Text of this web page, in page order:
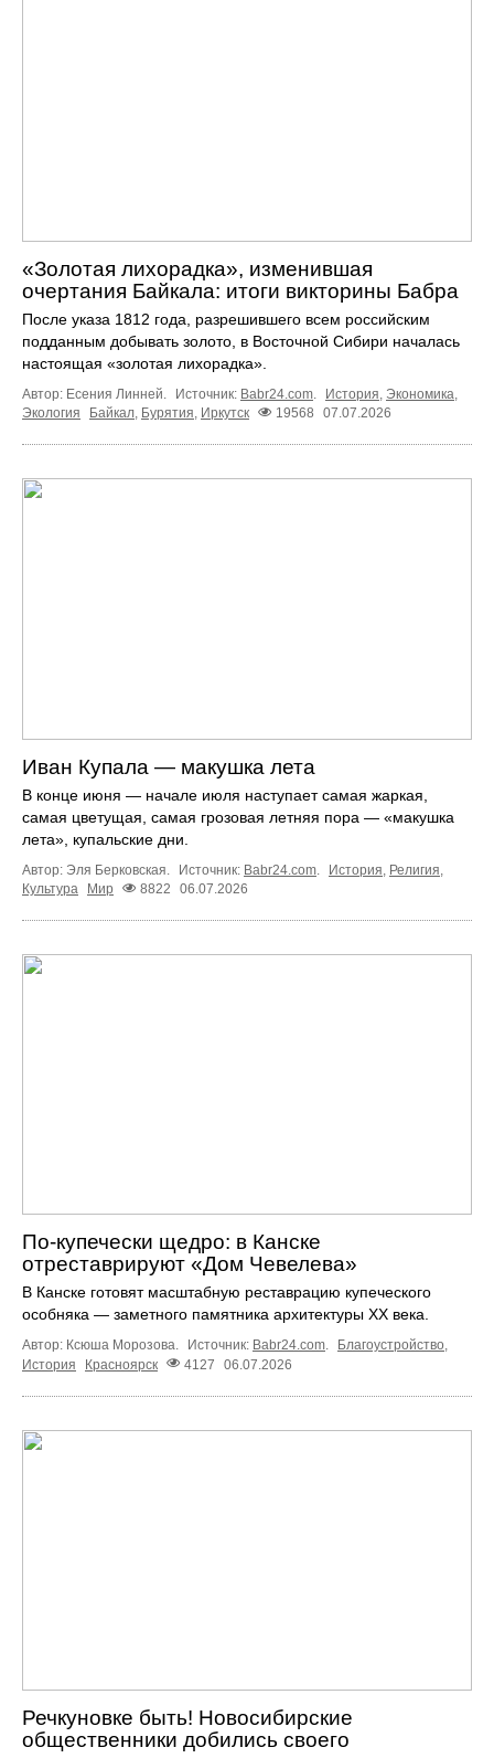
«Золотая лихорадка», изменившая
очертания Байкала: итоги викторины Бабра
После указа 1812 года, разрешившего всем российским
подданным добывать золото, в Восточной Сибири началась
настоящая «золотая лихорадка».
Автор: Есения Линней. Источник: Babr24.com. История, Экономика,
Экология
Байкал, Бурятия, Иркутск 19568 07.07.2026
Иван Купала — макушка лета
В конце июня — начале июля наступает самая жаркая,
самая цветущая, самая грозовая летняя пора — «макушка
лета», купальские дни.
Автор: Эля Берковская. Источник: Babr24.com История Религия
Культура
Мир 8822 06.07.2026
По-купечески щедро: в Канске
отреставрируют «Дом Чевелева»
В Канске готовят масштабную реставрацию купеческого
особняка — заметного памятника архитектуры XX века.
Автор: Ксюша Морозова. Источник: Babr24.com. Благоустройство,
История
Красноярск 4127 06.07.2026
Речкуновке быть! Новосибирские
общественники добились своего